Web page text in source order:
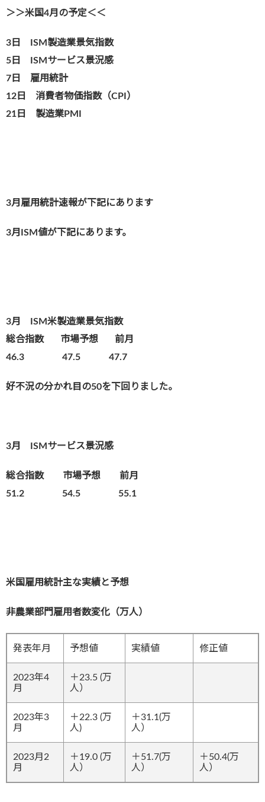
＞＞米国4月の予定＜＜
3日 ISM製造業景気指数
5日 ISMサービス景況感
7日 雇用統計
12日 消費者物価指数（CPI）
21日 製造業PMI
3月雇用統計速報が下記にあります
3月ISM値が下記にあります。
3月 ISM米製造業景気指数
総合指数 市場予想 前月
46.3 47.5 47.7
好不況の分かれ目の50を下回りました。
3月 ISMサービス景況感
総合指数 市場予想 前月
51.2 54.5 55.1
米国雇用統計主な実績と予想
非農業部門雇用者数変化（万人）
発表年月 予想値 実績値 修正値
2023年4
月
＋23.5 (万
人）
2023年3
月
＋22.3 (万
人)
＋31.1(万
人）
2023月2
月
＋19.0 (万
人）
＋51.7(万
人）
＋50.4(万
人）